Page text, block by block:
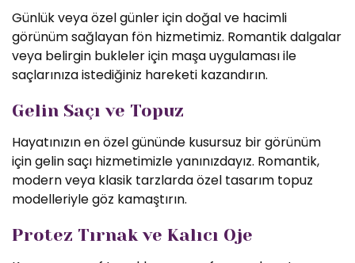
Günlük veya özel günler için doğal ve hacimli
görünüm sağlayan fön hizmetimiz. Romantik dalgalar
veya belirgin bukleler için maşa uygulaması ile
saçlarınıza istediğiniz hareketi kazandırın.
Gelin Saçı ve Topuz
Hayatınızın en özel gününde kusursuz bir görünüm
için gelin saçı hizmetimizle yanınızdayız. Romantik,
modern veya klasik tarzlarda özel tasarım topuz
modelleriyle göz kamaştırın.
Protez Tırnak ve Kalıcı Oje